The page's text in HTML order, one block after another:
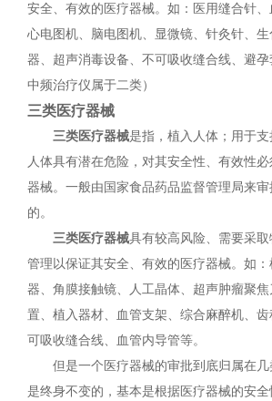
安全、有效的医疗器械。如：医用缝合针、
心电图机、脑电图机、显微镜、针灸针、
器、超声消毒设备、不可吸收缝合线、避
中频治疗仪属于二类）
三类医疗器械
三类医疗器械是指，植入人体；用于
人体具有潜在危险，对其安全性、有效性
器械。一般由国家食品药品监督管理局来
的。
三类医疗器械具有较高风险、需要采
管理以保证其安全、有效的医疗器械。如
器、角膜接触镜、人工晶体、超声肿瘤聚
置、植入器材、血管支架、综合麻醉机、
可吸收缝合线、血管内导管等。
但是一个医疗器械的审批到底归属在
是终身不变的，基本是根据医疗器械的安